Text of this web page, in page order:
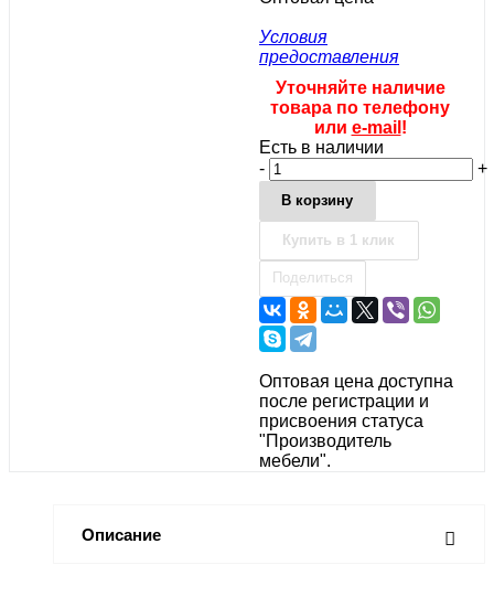
Условия
предоставления
Уточняйте наличие
товара по телефону
или e-mail !
Есть в наличии
-
+
В корзину
Купить в 1 клик
Поделиться
Оптовая цена доступна
после регистрации и
присвоения статуса
"Производитель
мебели".
Описание